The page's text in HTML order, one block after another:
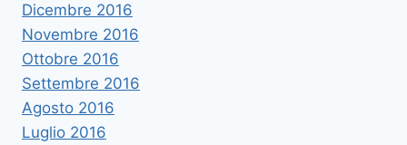
Dicembre 2016
Novembre 2016
Ottobre 2016
Settembre 2016
Agosto 2016
Luglio 2016